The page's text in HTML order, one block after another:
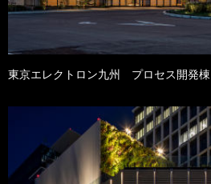
東京エレクトロン九州 プロセス開発棟